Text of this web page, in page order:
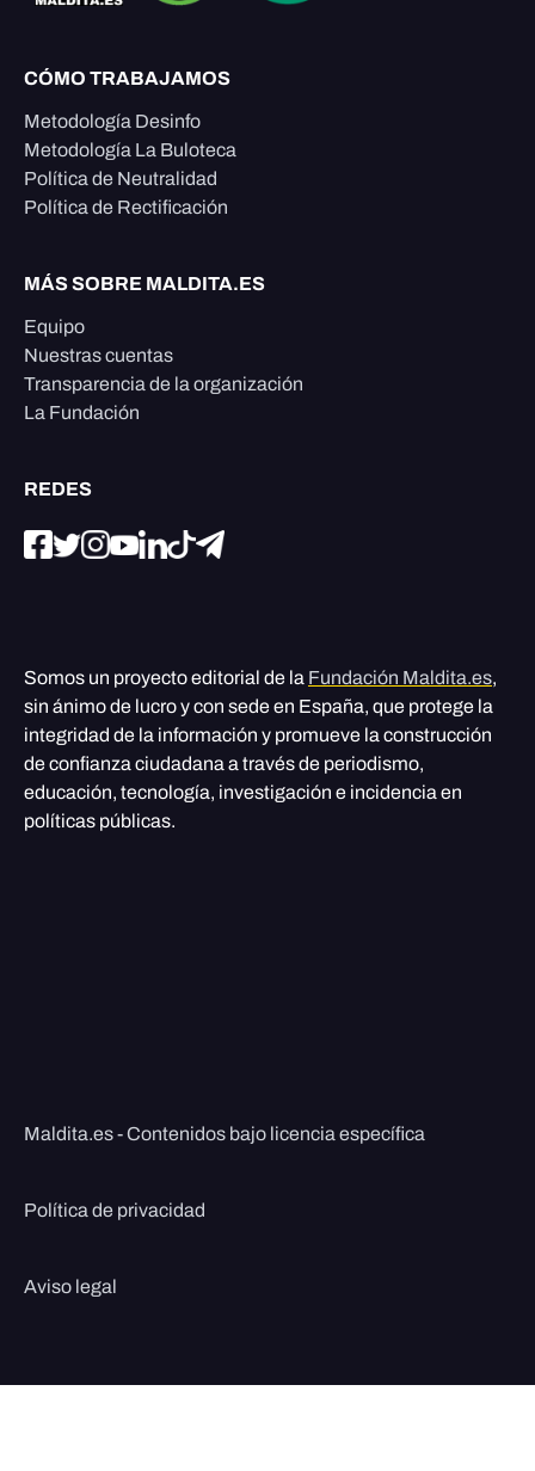
CÓMO TRABAJAMOS
Metodología Desinfo
Metodología La Buloteca
Política de Neutralidad
Política de Rectificación
MÁS SOBRE MALDITA.ES
Equipo
Nuestras cuentas
Transparencia de la organización
La Fundación
REDES
Somos un proyecto editorial de la Fundación Maldita.es,
sin ánimo de lucro y con sede en España, que protege la
integridad de la información y promueve la construcción
de confianza ciudadana a través de periodismo,
educación, tecnología, investigación e incidencia en
políticas públicas.
Maldita.es - Contenidos bajo licencia específica
Política de privacidad
Aviso legal